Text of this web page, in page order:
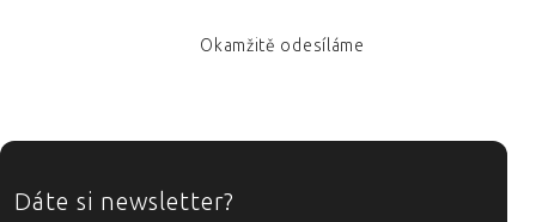
Okamžitě odesíláme
ZÁPATÍ
Dáte si newsletter?